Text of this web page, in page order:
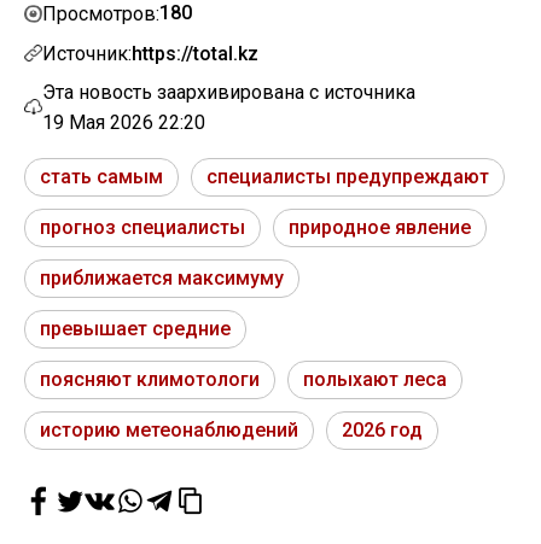
Просмотров:180
Источник:https://total.kz
Эта новость заархивирована с источника
19 Мая 2026 22:20
стать самым специалисты предупреждают
прогноз специалисты природное явление
приближается максимуму
превышает средние
поясняют климотологи полыхают леса
историю метеонаблюдений 2026 год